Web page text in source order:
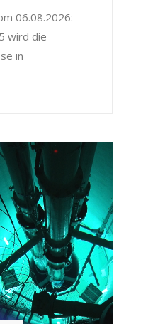
06.08.2026:
wird die
in